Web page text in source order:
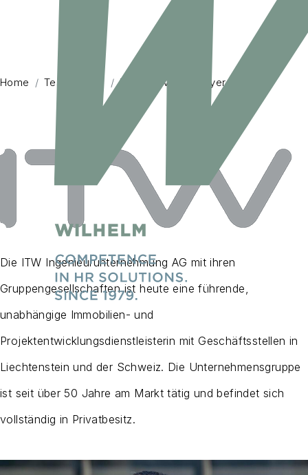
Home Testimonials Detail Martin Meyer
Die ITW Ingenieurunternehmung AG mit ihren
Gruppengesellschaften ist heute eine führende,
unabhängige Immobilien- und
Projektentwicklungsdienstleisterin mit Geschäftsstellen in
Liechtenstein und der Schweiz. Die Unternehmensgruppe
ist seit über 50 Jahre am Markt tätig und befindet sich
vollständig in Privatbesitz.